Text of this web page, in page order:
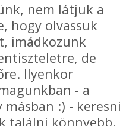
nem látjuk a
hogy olvassuk
imádkozunk
de
Ilyenkor
- a
:) - keresni
találni könnyebb.